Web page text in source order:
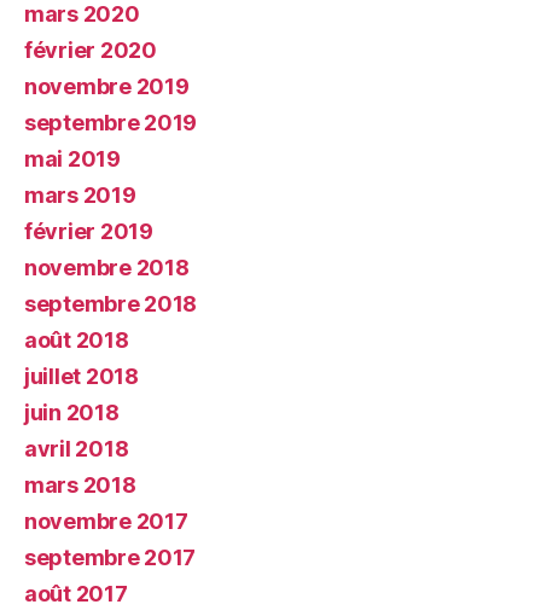
mars 2020
février 2020
novembre 2019
septembre 2019
mai 2019
mars 2019
février 2019
novembre 2018
septembre 2018
août 2018
juillet 2018
juin 2018
avril 2018
mars 2018
novembre 2017
septembre 2017
août 2017